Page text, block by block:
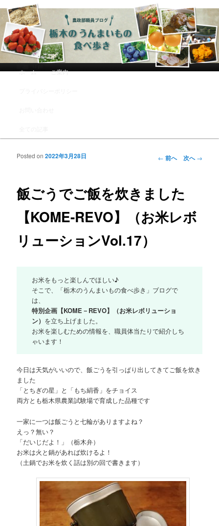
農政部職員ブログ「栃木のうんまい
もの食べ歩き」
メインコンテンツへ移動
サブコンテンツへ移動
ホーム ご案内
投稿ナビゲーシ
← 前へ 次へ→
飯ごうでご飯を炊きました
【KOME-REVO】（お米レボ
リューションVol.17）
Posted on2022年3月28日
お米をもっと楽しんでほしい♪
そこで、「栃木のうんまいもの食べ歩き」ブログで
は、
特別企画【KOME－REVO】（お米レボリューショ
ン） を立ち上げました。
お米を楽しむための情報を、職員体当たりで紹介しち
ゃいます！
今日は天気がいいので、飯ごうを引っぱり出してきてご飯を炊き
ました
「とちぎの星」と「もち絹香」をチョイス
両方とも栃木県農業試験場で育成した品種です
一家に一つは飯ごうと七輪がありますよね？
えっ？無い？
「だいじだよ！」（栃木弁）
お米は火と鍋があれば炊けるよ！
（土鍋でお米を炊く話は別の回で書きます）